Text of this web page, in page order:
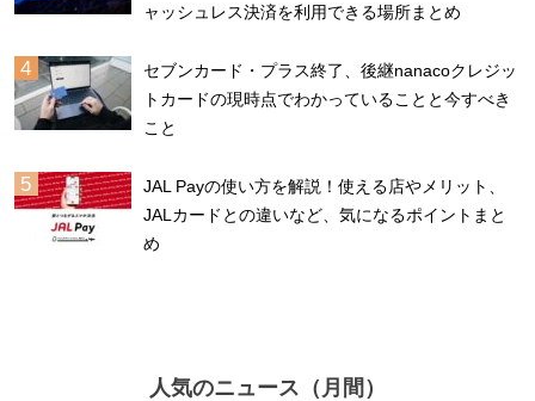
ャッシュレス決済を利用できる場所まとめ
セブンカード・プラス終了、後継nanacoクレジッ
トカードの現時点でわかっていることと今すべき
こと
JAL Payの使い方を解説！使える店やメリット、
JALカードとの違いなど、気になるポイントまと
め
人気のニュース（月間）